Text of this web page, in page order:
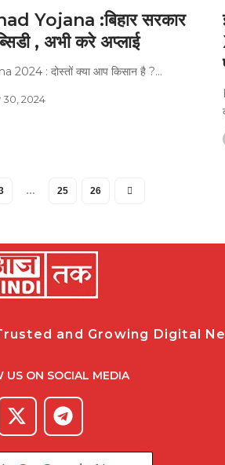
Yojana :बिहार सरकार
, अभी करे अप्लाई
2024 : दोस्तों क्या आप किसान है ?…
30, 2024
… 25 26
and Growing Digital
US ON SOCIAL MEDIA